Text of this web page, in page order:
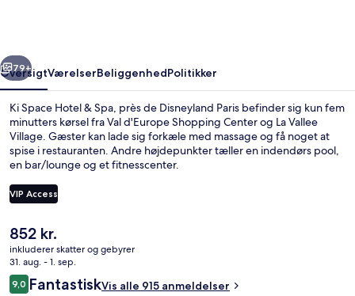
de
Disneyland
Paris
Næste
79+
OversigtVærelserBeliggenhedPolitikker
Ki Space Hotel & Spa, près de Disneyland Paris befinder sig kun fem
minutters kørsel fra Val d'Europe Shopping Center og La Vallee
Village. Gæster kan lade sig forkæle med massage og få noget at
spise i restauranten. Andre højdepunkter tæller en indendørs pool,
en bar/lounge og et fitnesscenter.
VIP Access
Den
nuværende
pris
er
852 kr.
852 kr.
inkluderer skatter og gebyrer
31. aug. - 1. sep.
Anmeldelser
9,09,0 ud af 10.
FantastiskVis alle 915 anmeldelser